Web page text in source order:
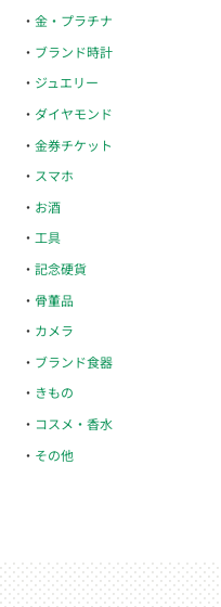
金・プラチナ
ブランド時計
ジュエリー
ダイヤモンド
金券チケット
スマホ
お酒
工具
記念硬貨
骨董品
カメラ
ブランド食器
きもの
コスメ・香水
その他